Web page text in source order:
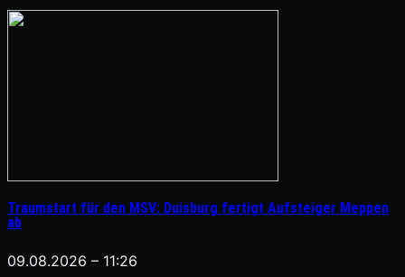
Traumstart für den MSV: Duisburg fertigt Aufsteiger Meppen
ab
09.08.2026 – 11:26